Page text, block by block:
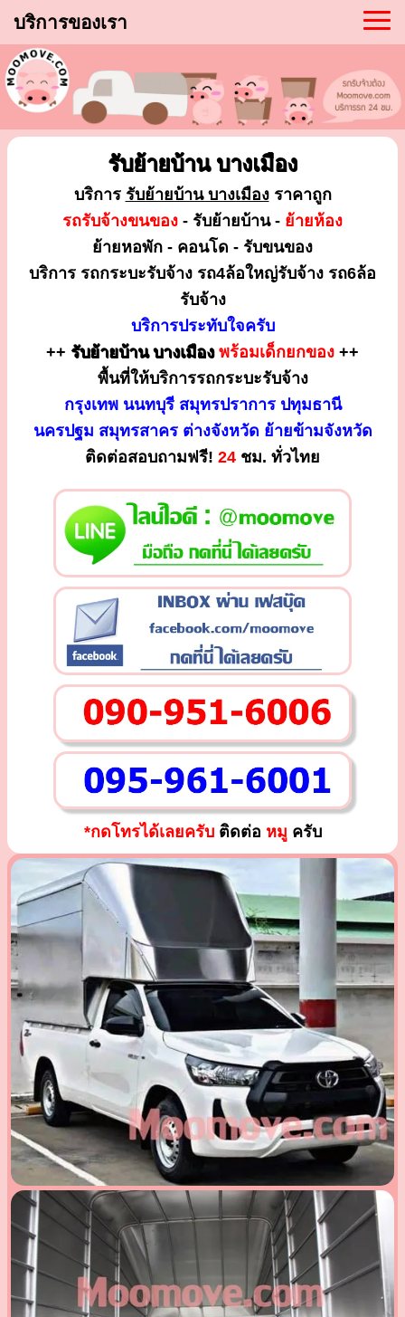
บริการของเรา
รับย้ายบ้าน บางเมือง
บริการ รับย้ายบ้าน บางเมืองราคาถูก
รถรับจ้างขนของ - รับย้ายบ้าน - ย้ายห้อง
ย้ายหอพัก - คอนโด - รับขนของ
บริการ รถกระบะรับจ้าง รถ4ล้อใหญ่รับจ้าง รถ6ล้อ
รับจ้าง
บริการประทับใจครับ
++ รับย้ายบ้าน บางเมือง พร้อมเด็กยกของ ++
พื้นที่ให้บริการรถกระบะรับจ้าง
กรุงเทพ นนทบุรี สมุทรปราการ ปทุมธานี
นครปฐม สมุทรสาคร ต่างจังหวัด ย้ายข้ามจังหวัด
ติดต่อสอบถามฟรี! 24 ชม. ทั่วไทย
*กดโทรได้เลยครับติดต่อ หมู ครับ